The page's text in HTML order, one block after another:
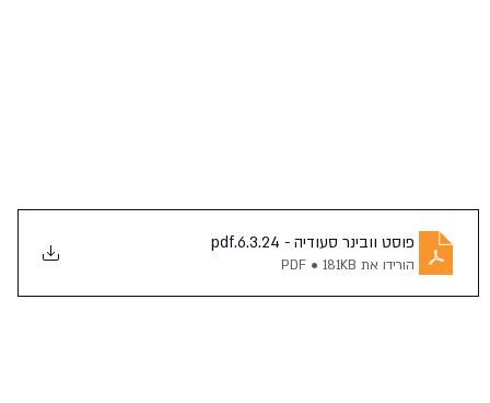
פוסט וובינר סעודיה - 6.3.24 .pdf
הורידו את PDF • 181KB